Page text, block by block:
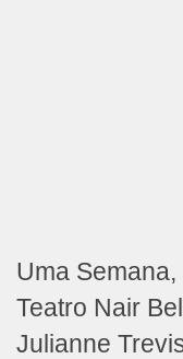
Uma
Teatro Nair
Julianne